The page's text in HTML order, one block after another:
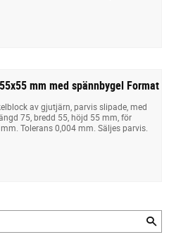
mm med spännbygel Format
av gjutjärn, parvis slipade, med
75, bredd 55, höjd 55 mm, för
Tolerans 0,004 mm. Säljes parvis.